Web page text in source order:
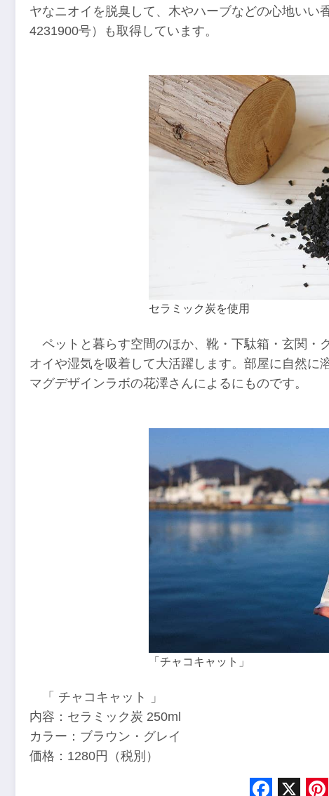
ヤなニオイを脱臭して、木やハーブなどの心地い
4231900号）も取得しています。
セラミック炭を使用
ペットと暮らす空間のほか、靴・下駄箱・玄関・
オイや湿気を吸着して大活躍します。部屋に自然に
マグデザインラボの花澤さんによるにものです。
「チャコキャット」
「 チャコキャット 」
内容：セラミック炭 250ml
カラー：ブラウン・グレイ
価格：1280円（税別）